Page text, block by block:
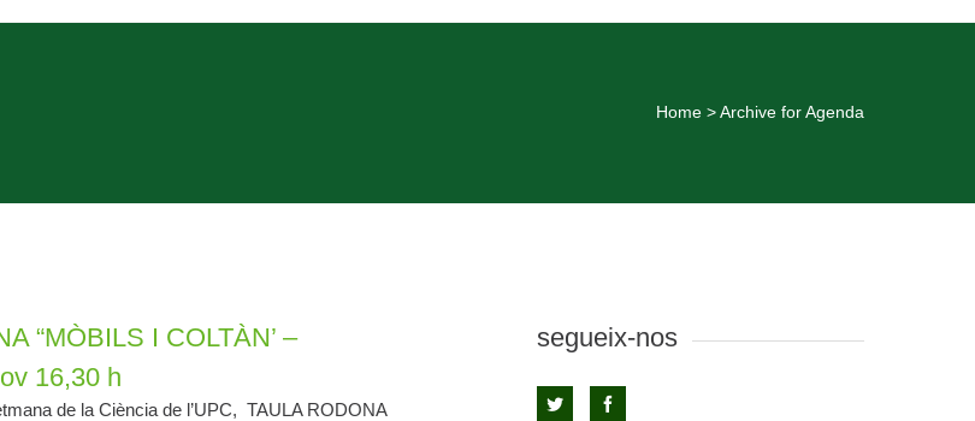
Home >Archive for Agenda
“MÒBILS I COLTÀN’ –
16,30 h
de la Ciència de l’UPC, TAULA RODONA
segueix-nos